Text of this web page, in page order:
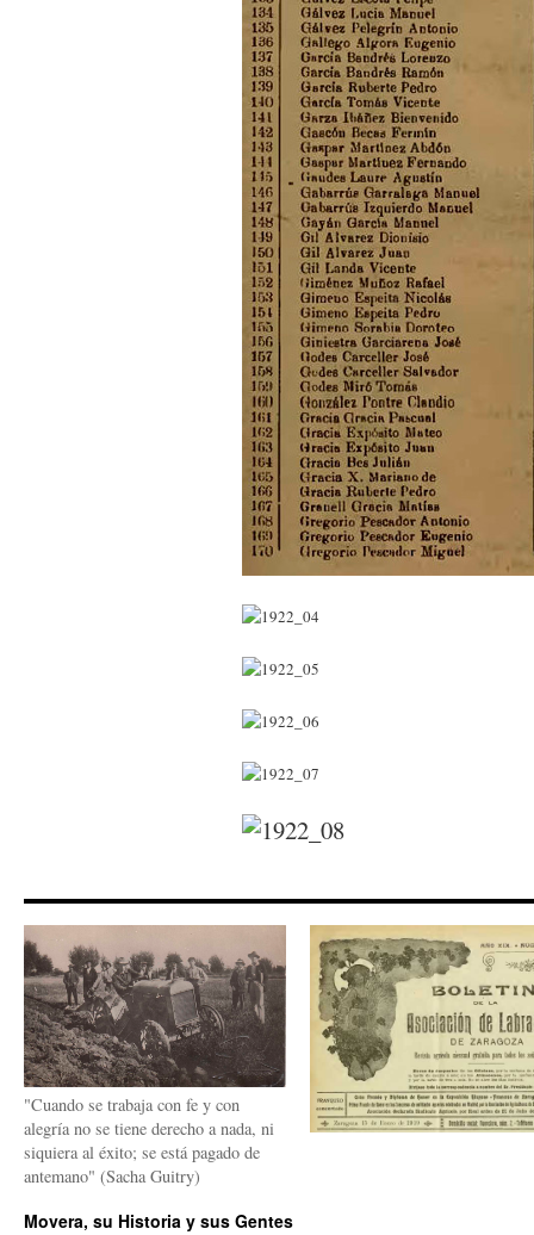
"Cuando se trabaja con fe y con
alegría no se tiene derecho a nada, ni
siquiera al éxito; se está pagado de
antemano" (Sacha Guitry)
Movera, su Historia y sus Gentes